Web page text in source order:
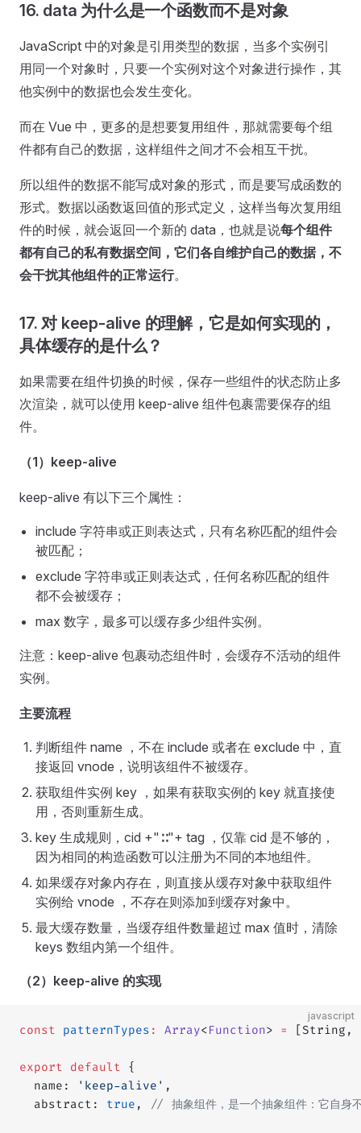
16. data 为什么是一个函数而不是对象
JavaScript 中的对象是引用类型的数据，当多个实例引
用同一个对象时，只要一个实例对这个对象进行操作，其
他实例中的数据也会发生变化。
而在 Vue 中，更多的是想要复用组件，那就需要每个组
件都有自己的数据，这样组件之间才不会相互干扰。
所以组件的数据不能写成对象的形式，而是要写成函数的
形式。数据以函数返回值的形式定义，这样当每次复用组
件的时候，就会返回一个新的 data，也就是说每个组件
都有自己的私有数据空间，它们各自维护自己的数据，不
会干扰其他组件的正常运行。
17. 对 keep-alive 的理解，它是如何实现的，
具体缓存的是什么？
如果需要在组件切换的时候，保存一些组件的状态防止多
次渲染，就可以使用 keep-alive 组件包裹需要保存的组
件。
（1）keep-alive
keep-alive 有以下三个属性：
include 字符串或正则表达式，只有名称匹配的组件会
被匹配；
exclude 字符串或正则表达式，任何名称匹配的组件
都不会被缓存；
max 数字，最多可以缓存多少组件实例。
注意：keep-alive 包裹动态组件时，会缓存不活动的组件
实例。
主要流程
判断组件 name ，不在 include 或者在 exclude 中，直
接返回 vnode，说明该组件不被缓存。
获取组件实例 key ，如果有获取实例的 key 就直接使
用，否则重新生成。
key 生成规则，cid +"∶∶"+ tag ，仅靠 cid 是不够的，
因为相同的构造函数可以注册为不同的本地组件。
如果缓存对象内存在，则直接从缓存对象中获取组件
实例给 vnode ，不存在则添加到缓存对象中。
最大缓存数量，当缓存组件数量超过 max 值时，清除
keys 数组内第一个组件。
（2）keep-alive 的实现
javascript
const patternTypes : Array<Function> = [String,
export default {
  name:
'keep-alive' ,
  abstract:
true , // 抽象组件，是一个抽象组件：它自身